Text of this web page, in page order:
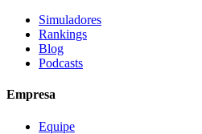
Simuladores
Rankings
Blog
Podcasts
Empresa
Equipe